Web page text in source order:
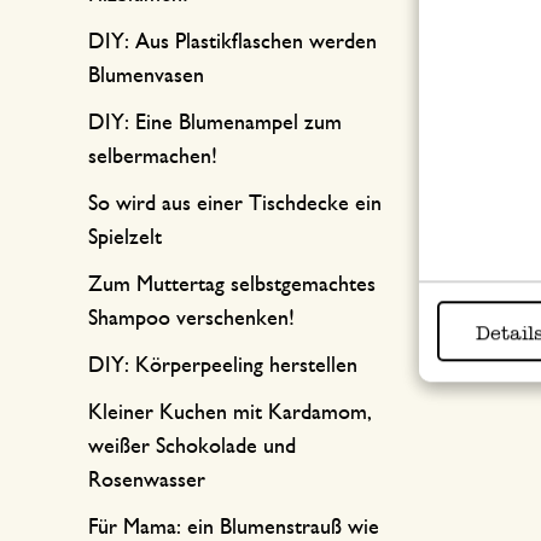
DIY: Aus Plastikflaschen werden
Blumenvasen
DIY: Eine Blumenampel zum
selbermachen!
So wird aus einer Tischdecke ein
Spielzelt
Zum Muttertag selbstgemachtes
Shampoo verschenken!
DIY: Körperpeeling herstellen
Kleiner Kuchen mit Kardamom,
weißer Schokolade und
Rosenwasser
Für Mama: ein Blumenstrauß wie